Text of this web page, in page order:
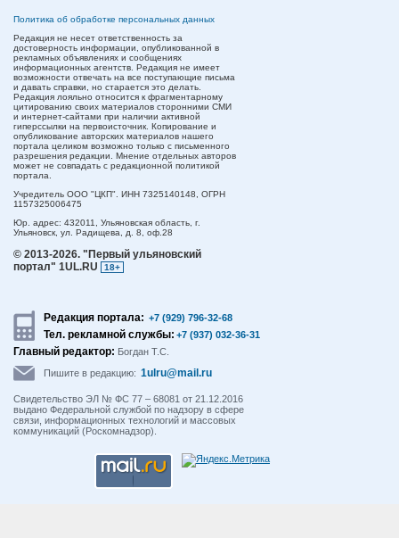
Политика об обработке персональных данных
Редакция не несет ответственность за
достоверность информации, опубликованной в
рекламных объявлениях и сообщениях
информационных агентств. Редакция не имеет
возможности отвечать на все поступающие письма
и давать справки, но старается это делать.
Редакция лояльно относится к фрагментарному
цитированию своих материалов сторонними СМИ
и интернет-сайтами при наличии активной
гиперссылки на первоисточник. Копирование и
опубликование авторских материалов нашего
портала целиком возможно только с письменного
разрешения редакции. Мнение отдельных авторов
может не совпадать с редакционной политикой
портала.
Учредитель ООО "ЦКП". ИНН 7325140148, ОГРН
1157325006475
Юр. адрес: 432011, Ульяновская область, г.
Ульяновск, ул. Радищева, д. 8, оф.28
© 2013-2026. "Первый ульяновский
портал" 1UL.RU
18+
Редакция портала: +7 (929) 796-32-68
Тел. рекламной службы: +7 (937) 032-36-31
Главный редактор: Богдан Т.С.
Пишите в редакцию: 1ulru@mail.ru
Свидетельство ЭЛ № ФС 77 – 68081 от 21.12.2016
выдано Федеральной службой по надзору в сфере
связи, информационных технологий и массовых
коммуникаций (Роскомнадзор).